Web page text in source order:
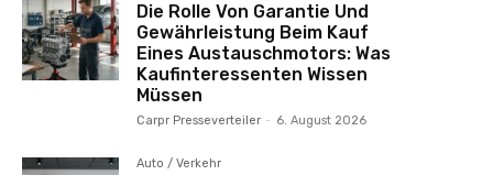
Die Rolle Von Garantie Und
Gewährleistung Beim Kauf
Eines Austauschmotors: Was
Kaufinteressenten Wissen
Müssen
Carpr Presseverteiler - 6. August 2026
Auto / Verkehr